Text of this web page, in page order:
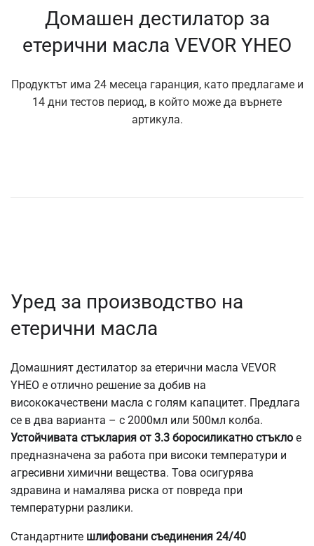
Домашен дестилатор за
етерични масла VEVOR YHEO
Продуктът има 24 месеца гаранция, като предлагаме и
14 дни тестов период, в който може да върнете
артикула.
Уред за производство на
етерични масла
Домашният дестилатор за етерични масла VEVOR
YHEO е отлично решение за добив на
висококачествени масла с голям капацитет. Предлага
се в два варианта – с 2000мл или 500мл колба.
Устойчивата стъклария от 3.3 боросиликатно стъкло е
предназначена за работа при високи температури и
агресивни химични вещества. Това осигурява
здравина и намалява риска от повреда при
температурни разлики.
Стандартните шлифовани съединения 24/40